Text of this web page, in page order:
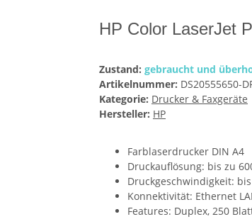
HP Color LaserJet
Zustand: gebraucht und
Artikelnummer: DS20555650-
Kategorie: Drucker & Faxgeräte
Hersteller: HP
Farblaserdrucker DIN A4
Druckauflösung: bis zu
Druckgeschwindigkeit:
Konnektivität: Ethernet
Features: Duplex, 250